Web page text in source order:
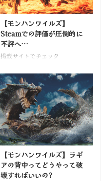
【モンハンワイルズ】
Steamでの評価が圧倒的に
不評へ…
掲載サイトでチェック
【モンハンワイルズ】ラギ
アの背中ってどうやって破
壊すればいいの?